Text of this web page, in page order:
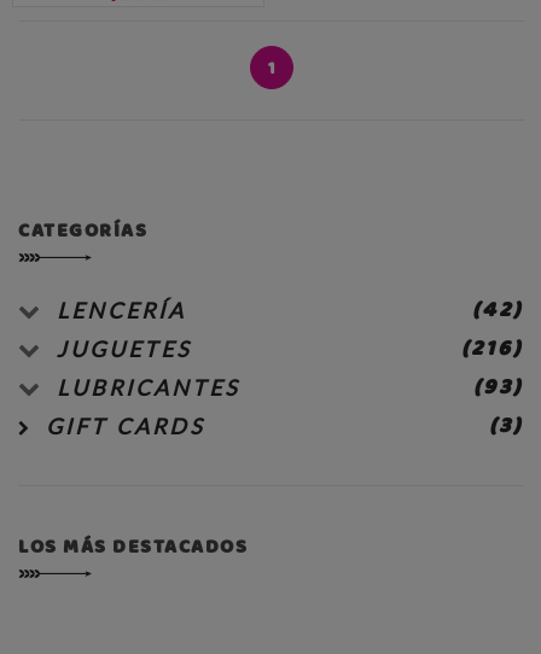
1
CATEGORÍAS
LENCERÍA (42)
JUGUETES (216)
LUBRICANTES (93)
GIFT CARDS (3)
LOS MÁS DESTACADOS